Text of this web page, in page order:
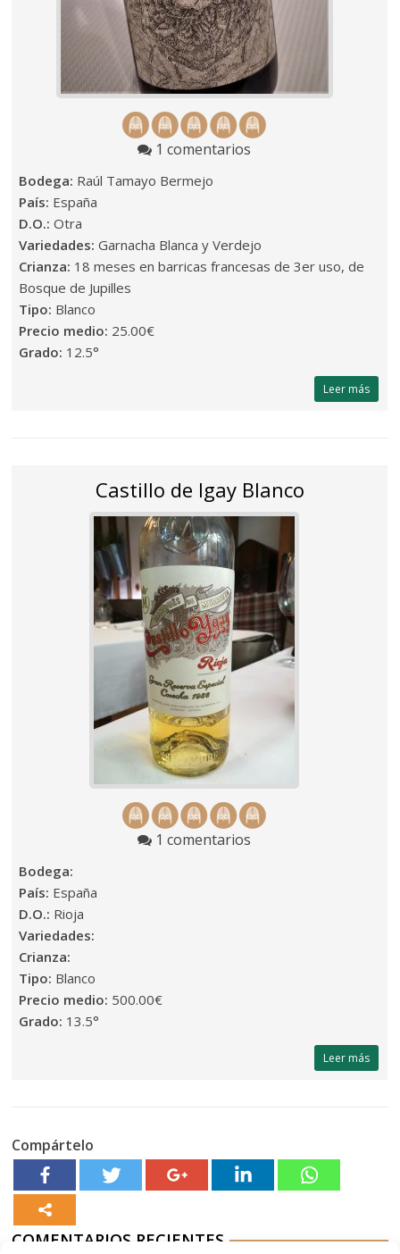
1 comentarios
Bodega: Raúl Tamayo Bermejo
País: España
D.O.:Otra
Variedades:Garnacha Blanca y Verdejo
Crianza: 18 meses en barricas francesas de 3er uso, de
Bosque de Jupilles
Tipo: Blanco
Precio medio: 25.00€
Grado: 12.5°
Leer más
Castillo de Igay Blanco
1 comentarios
Bodega:
País: España
D.O.: Rioja
Variedades:
Crianza:
Tipo: Blanco
Precio medio: 500.00€
Grado: 13.5°
Leer más
Compártelo
COMENTARIOS RECIENTES